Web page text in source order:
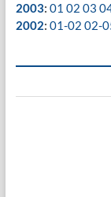
2003: 01 02 03
2002: 01-02 02-